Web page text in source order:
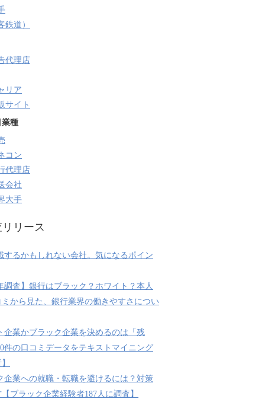
鉄道）
代理店
リア
サイト
業種
コン
代理店
会社
大手
リース
するかもしれない会社。気になるポイン
調査】銀行はブラック？ホワイト？本人
から見た、銀行業界の働きやすさについ
企業かブラック企業を決めるのは「残
件の口コミデータをテキストマイニング
企業への就職・転職を避けるには？対策
ブラック企業経験者187人に調査】